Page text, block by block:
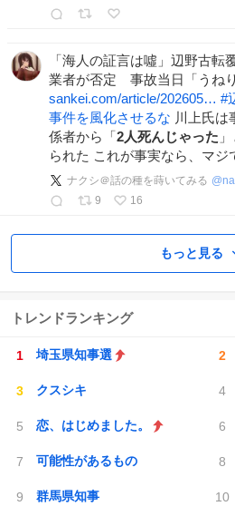
「海人の証言は噓」辺野古転
業者が否定 事故当日「うねり
sankei.com/article/202605… #
事件を風化させるな 川上氏は
係者から「2人死んじゃった
られた これが事実なら、マジ
ナクシ＠話の種を蒔いてみる @
9
16
もっと見る
トレンドランキング
埼玉県知事選
クスシキ
恋、はじめました。
可能性があるもの
群馬県知事